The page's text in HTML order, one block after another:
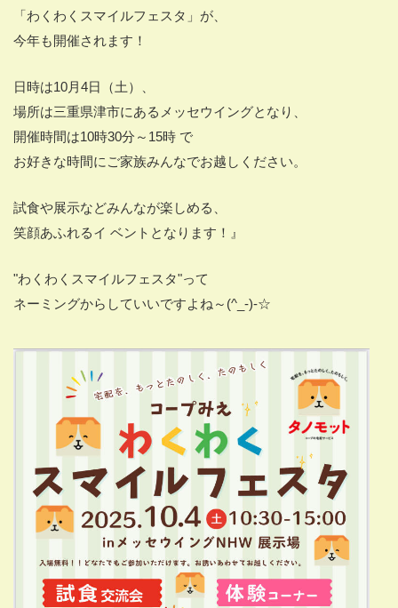
「わくわくスマイルフェスタ」が、
今年も開催されます！
日時は10月4日（土）、
場所は三重県津市にあるメッセウイングとなり、
開催時間は10時30分～15時 で
お好きな時間にご家族みんなでお越しください。
試食や展示などみんなが楽しめる、
笑顔あふれるイ ベントとなります！ 』
"わくわくスマイルフェスタ"って
ネーミングからしていいですよね～(^_-)-☆